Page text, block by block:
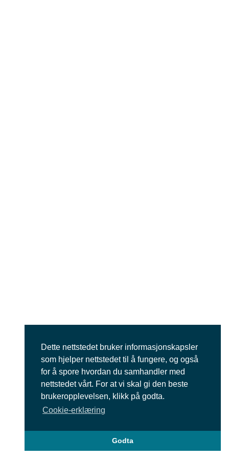
Dette nettstedet bruker informasjonskapsler
som hjelper nettstedet til å fungere, og også
for å spore hvordan du samhandler med
nettstedet vårt. For at vi skal gi den beste
brukeropplevelsen, klikk på godta.
Cookie-erklæring
Godta